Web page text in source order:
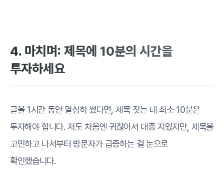
4. 마치며: 제목에 10분의 시간을
투자하세요
글을 1시간 동안 열심히 썼다면, 제목 짓는 데 최소 10분은
투자해야 합니다. 저도 처음엔 귀찮아서 대충 지었지만, 제목을
고민하고 나서부터 방문자가 급증하는 걸 눈으로
확인했습니다.